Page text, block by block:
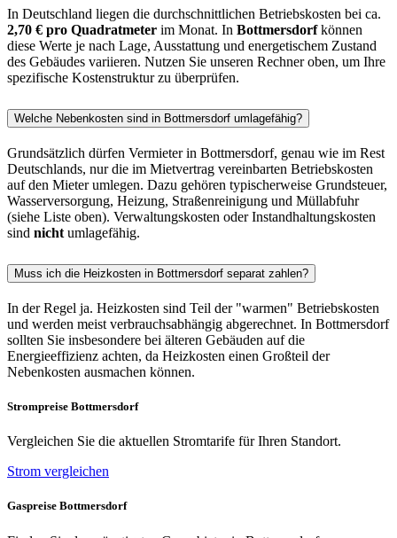
In Deutschland liegen die durchschnittlichen Betriebskosten bei ca.
2,70 € pro Quadratmeter im Monat. In Bottmersdorfkönnen
diese Werte je nach Lage, Ausstattung und energetischem Zustand
des Gebäudes variieren. Nutzen Sie unseren Rechner oben, um Ihre
spezifische Kostenstruktur zu überprüfen.
Welche Nebenkosten sind in Bottmersdorf umlagefähig?
Grundsätzlich dürfen Vermieter in Bottmersdorf, genau wie im Rest
Deutschlands, nur die im Mietvertrag vereinbarten Betriebskosten
auf den Mieter umlegen. Dazu gehören typischerweise Grundsteuer,
Wasserversorgung, Heizung, Straßenreinigung und Müllabfuhr
(siehe Liste oben). Verwaltungskosten oder Instandhaltungskosten
sind nicht umlagefähig.
Muss ich die Heizkosten in Bottmersdorf separat zahlen?
In der Regel ja. Heizkosten sind Teil der "warmen" Betriebskosten
und werden meist verbrauchsabhängig abgerechnet. In Bottmersdorf
sollten Sie insbesondere bei älteren Gebäuden auf die
Energieeffizienz achten, da Heizkosten einen Großteil der
Nebenkosten ausmachen können.
Strompreise Bottmersdorf
Vergleichen Sie die aktuellen Stromtarife für Ihren Standort.
Strom vergleichen
Gaspreise Bottmersdorf